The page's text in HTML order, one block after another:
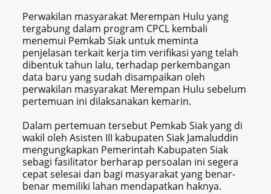
Perwakilan masyarakat Merempan Hulu yang
tergabung dalam program CPCL kembali
menemui Pemkab Siak untuk meminta
penjelasan terkait kerja tim verifikasi yang telah
dibentuk tahun lalu, terhadap perkembangan
data baru yang sudah disampaikan oleh
perwakilan masyarakat Merempan Hulu sebelum
pertemuan ini dilaksanakan kemarin.
Dalam pertemuan tersebut Pemkab Siak yang di
wakil oleh Asisten III kabupaten Siak Jamaluddin
mengungkapkan Pemerintah Kabupaten Siak
sebagi fasilitator berharap persoalan ini segera
cepat selesai dan bagi masyarakat yang benar-
benar memiliki lahan mendapatkan haknya.